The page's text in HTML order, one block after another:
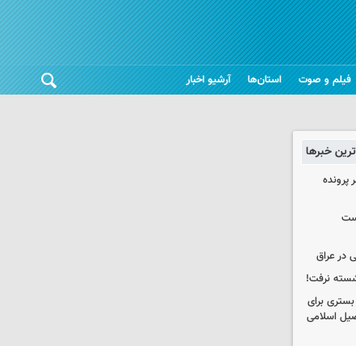
فیلم و صوت استان‌ها آرشیو اخبار
خبرها
پرونده
در عراق
نرفت!
برای
اسلامی